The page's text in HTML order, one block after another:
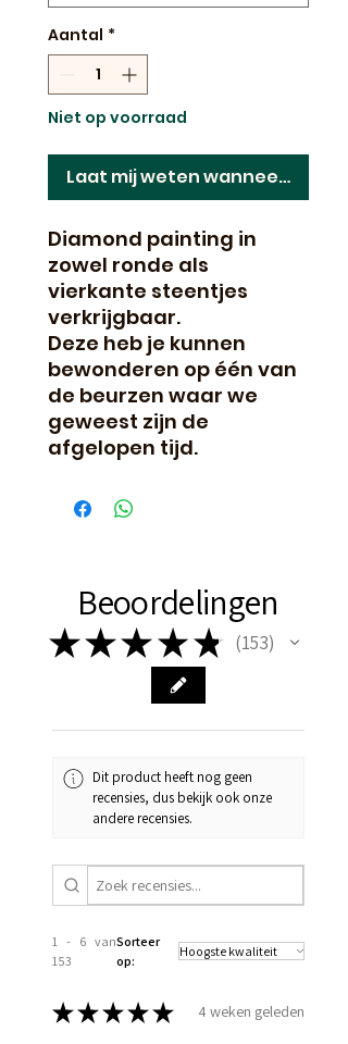
Aantal *
Niet op voorraad
Laat mij weten wanneer dit
Diamond painting in
zowel ronde als
vierkante steentjes
verkrijgbaar.
Deze heb je kunnen
bewonderen op één van
de beurzen waar we
geweest zijn de
afgelopen tijd.
Beoordelingen
★★★ ★ ★ 153
153
Dit product heeft nog geen
recensies, dus bekijk ook onze
andere recensies.
1 - 6 van
153
Sorteer
op:
★★★★★ 4 weken geleden